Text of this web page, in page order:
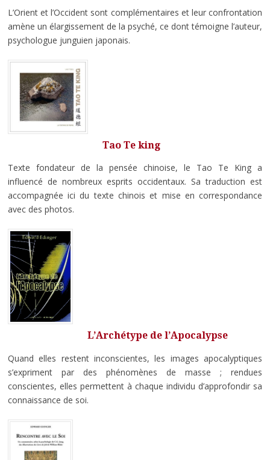
L’Orient et l’Occident sont complémentaires et leur confrontation
amène un élargissement de la psyché, ce dont témoigne l’auteur,
psychologue junguien japonais.
Tao Te king
Texte fondateur de la pensée chinoise, le Tao Te King a
influencé de nombreux esprits occidentaux. Sa traduction est
accompagnée ici du texte chinois et mise en correspondance
avec des photos.
L’Archétype de l’Apocalypse
Quand elles restent inconscientes, les images apocalyptiques
s’expriment par des phénomènes de masse ; rendues
conscientes, elles permettent à chaque individu d’approfondir sa
connaissance de soi.